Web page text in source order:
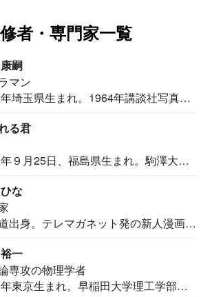
者・専門家一覧
嗣
マン
埼玉県生まれ。1964年講談社写真部
る君
９月25日、福島県生まれ。駒澤大学
な
出身。テレマガネット発の新人漫画
一
専攻の物理学者
東京生まれ。早稲田大学理工学部物